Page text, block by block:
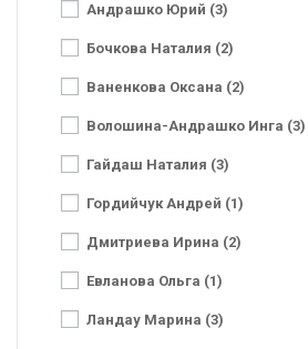
Андрашко Юрий (3)
Бочкова Наталия (2)
Ваненкова Оксана (2)
Волошина-Андрашко Инга (3)
Гайдаш Наталия (3)
Гордийчук Андрей (1)
Дмитриева Ирина (2)
Евланова Ольга (1)
Ландау Марина (3)